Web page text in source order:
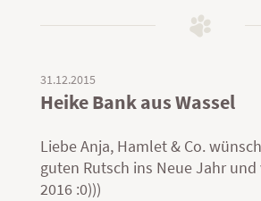
31.12.2015
Heike Bank aus Wassel
Liebe Anja, Hamlet & Co.
guten Rutsch ins Neue Jahr
2016 :0)))